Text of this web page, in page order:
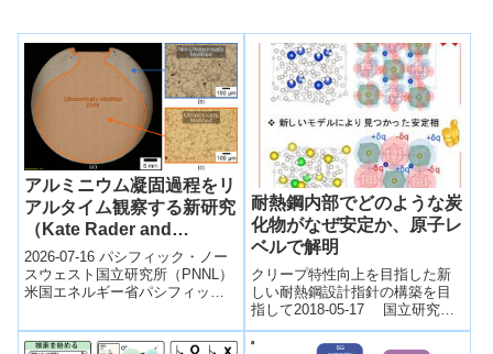
アルミニウム凝固過程をリ
アルタイム観察する新研究
（Kate Rader and
Aashish Rohatgi Lead
Award-Winning
Research Advancing
Manufacturing）
2026-07-16 パシフィック・ノー
スウェスト国立研究所（PNNL）
米国エネルギー省パシフィッ
（PNNL）のKate Rader...
耐熱鋼内部でどのような炭
化物がなぜ安定か、原子レ
ベルで解明
クリープ特性向上を目指した新
しい耐熱鋼設計指針の構築を目
指して2018-05-17 国立研究開
発法人 物質・材料研究機構
NIMSの研究チームは、耐熱鋼内